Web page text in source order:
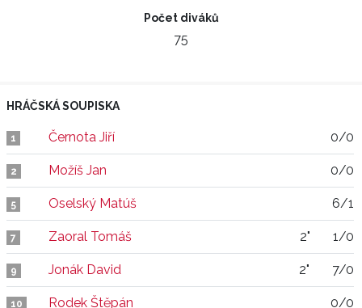
Počet diváků
75
HRÁČSKÁ SOUPISKA
1 Černota Jiří 0/0
2 Možíš Jan 0/0
5 Oselský Matúš 6/1
7 Zaoral Tomáš 2" 1/0
9 Jonák David 2" 7/0
10 Rodek Štěpán 0/0